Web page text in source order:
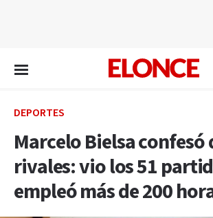
DEPORTES
Marcelo Bielsa confesó
rivales: vio los 51
empleó más de 200